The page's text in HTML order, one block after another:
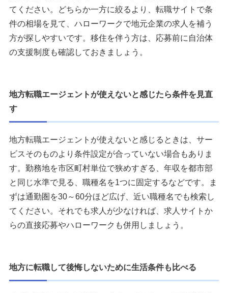
てください。どちらか一方に絞るより、転職サイトで条
件の相場を見て、ハローワークで地元企業の求人を補う
方が探しやすいです。移住を伴う方は、応募前に自治体
の支援制度も確認しておきましょう。
地方転職エージェントが使えないと感じたら条件を見直
す
地方転職エージェントが使えないと感じるときは、サー
ビスそのものより条件設定が合っていない場合もありま
す。勤務地を市区町村単位で狭めすぎる、年収を都市部
と同じ水準で見る、職種名を1つに固定するなどです。ま
ずは通勤圏を30～60分ほど広げ、近い職種名でも検索し
てください。それでも求人が少なければ、求人サイトか
らの直接応募やハローワークも併用しましょう。
地方に転職して後悔しないために生活条件も比べる